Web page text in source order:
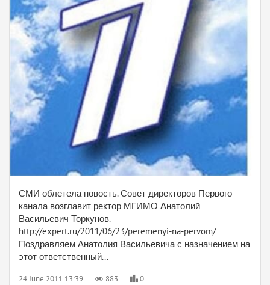
СМИ облетела новость. Совет директоров Первого
канала возглавит ректор МГИМО Анатолий
Васильевич Торкунов.
http://expert.ru/2011/06/23/peremenyi-na-pervom/
Поздравляем Анатолия Васильевича с назначением на
этот ответственный...
24 June 2011 13:39 883 0